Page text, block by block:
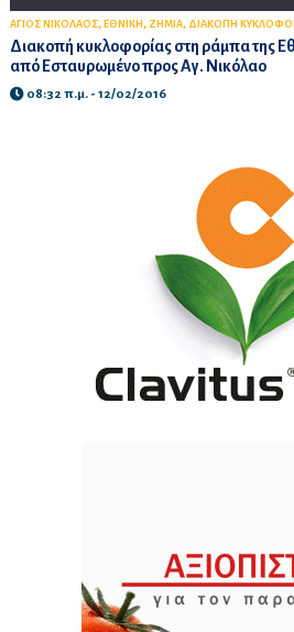
ΑΓΙΟΣ ΝΙΚΟΛΑΟΣ, ΕΘΝΙΚΗ , ΖΗΜΙΑ, ΔΙΑΚΟΠΗ
Διακοπή κυκλοφορίας στη ράμπα της
από Εσταυρωμένο προς Αγ. Νικόλαο
08:32 π.μ. - 12/02/2016